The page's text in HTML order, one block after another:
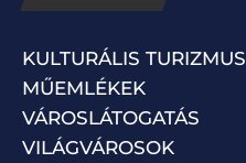
KULTURÁLIS TURIZMUS
MŰEMLÉKEK
VÁROSLÁTOGATÁS
VILÁGVÁROSOK